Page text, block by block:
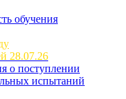
обучения
28.07.26
о поступлении
испытаний